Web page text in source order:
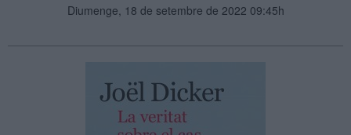
Diumenge, 18 de setembre de 2022 09:45h